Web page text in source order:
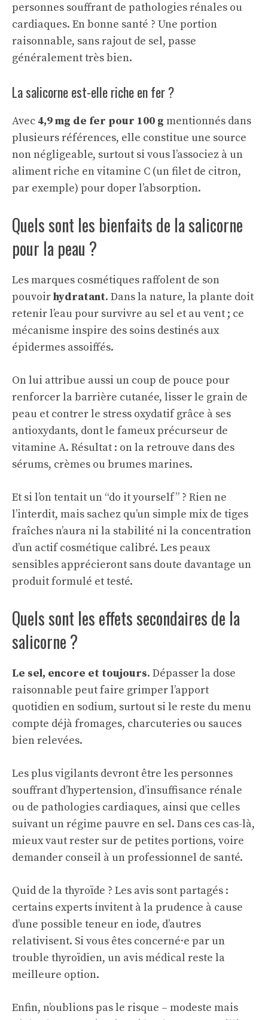
personnes souffrant de pathologies rénales ou
cardiaques. En bonne santé ? Une portion
raisonnable, sans rajout de sel, passe
généralement très bien.
La salicorne est-elle riche en fer ?
Avec 4,9 mg de fer pour 100 g mentionnés dans
plusieurs références, elle constitue une source
non négligeable, surtout si vous l’associez à un
aliment riche en vitamine C (un filet de citron,
par exemple) pour doper l’absorption.
Quels sont les bienfaits de la salicorne
pour la peau ?
Les marques cosmétiques raffolent de son
pouvoirhydratant. Dans la nature, la plante doit
retenir l’eau pour survivre au sel et au vent ; ce
mécanisme inspire des soins destinés aux
épidermes assoiffés.
On lui attribue aussi un coup de pouce pour
renforcer la barrière cutanée, lisser le grain de
peau et contrer le stress oxydatif grâce à ses
antioxydants, dont le fameux précurseur de
vitamine A. Résultat : on la retrouve dans des
sérums, crèmes ou brumes marines.
Et si l’on tentait un “do it yourself” ? Rien ne
l’interdit, mais sachez qu’un simple mix de tiges
fraîches n’aura ni la stabilité ni la concentration
d’un actif cosmétique calibré. Les peaux
sensibles apprécieront sans doute davantage un
produit formulé et testé.
Quels sont les effets secondaires de la
salicorne ?
Le sel, encore et toujours. Dépasser la dose
raisonnable peut faire grimper l’apport
quotidien en sodium, surtout si le reste du menu
compte déjà fromages, charcuteries ou sauces
bien relevées.
Les plus vigilants devront être les personnes
souffrant d’hypertension, d’insuffisance rénale
ou de pathologies cardiaques, ainsi que celles
suivant un régime pauvre en sel. Dans ces cas-là,
mieux vaut rester sur de petites portions, voire
demander conseil à un professionnel de santé.
Quid de la thyroïde ? Les avis sont partagés :
certains experts invitent à la prudence à cause
d’une possible teneur en iode, d’autres
relativisent. Si vous êtes concerné·e par un
trouble thyroïdien, un avis médical reste la
meilleure option.
Enfin, n’oublions pas le risque – modeste mais